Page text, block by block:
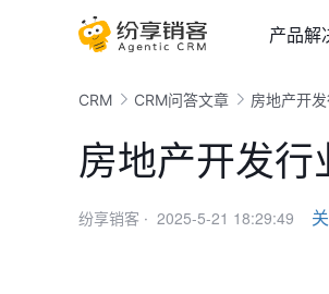
产品解
CRM CRM问答文章 房地产开
房地产开发行
纷享销客 · 2025-5-21 18:29:49